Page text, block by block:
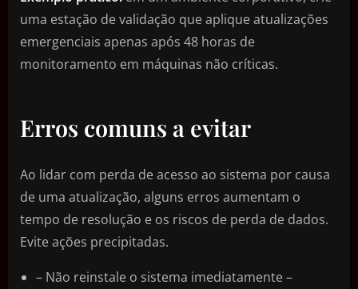
uma estação de validação que aplique atualizações
emergenciais apenas após 48 horas de
monitoramento em máquinas não críticas.
Erros comuns a evitar
Ao lidar com perda de acesso ao sistema por causa
de uma atualização, alguns erros aumentam o
tempo de resolução e os riscos de perda de dados.
Evite ações precipitadas.
– Não reinstale o sistema imediatamente –